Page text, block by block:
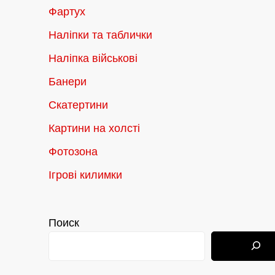
Фартух
Наліпки та таблички
Наліпка військові
Банери
Скатертини
Картини на холсті
Фотозона
Ігрові килимки
Поиск